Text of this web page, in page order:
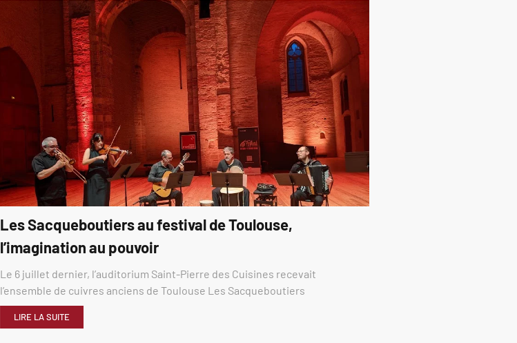
Les Sacqueboutiers au festival de Toulouse,
l’imagination au pouvoir
Le 6 juillet dernier, l’auditorium Saint-Pierre des Cuisines recevait
l’ensemble de cuivres anciens de Toulouse Les Sacqueboutiers
LIRE LA SUITE